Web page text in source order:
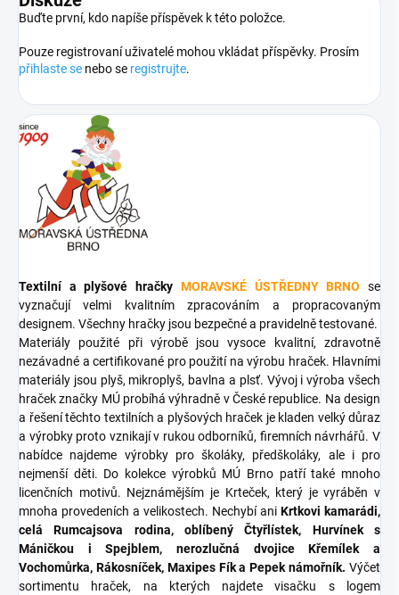
Buďte první, kdo napíše příspěvek k této položce.
Pouze registrovaní uživatelé mohou vkládat příspěvky. Prosím
přihlaste se nebo se registrujte.
Textilní a plyšové hračky MORAVSKÉ ÚSTŘEDNY BRNO se
vyznačují velmi kvalitním zpracováním a propracovaným
designem. Všechny hračky jsou bezpečné a pravidelně testované.
Materiály použité při výrobě jsou vysoce kvalitní, zdravotně
nezávadné a certifikované pro použití na výrobu hraček. Hlavními
materiály jsou plyš, mikroplyš, bavlna a plsť. Vývoj i výroba všech
hraček značky MÚ probíhá výhradně v České republice. Na design
a řešení těchto textilních a plyšových hraček je kladen velký důraz
a výrobky proto vznikají v rukou odborníků, firemních návrhářů. V
nabídce najdeme výrobky pro školáky, předškoláky, ale i pro
nejmenší děti. Do kolekce výrobků MÚ Brno patří také mnoho
licenčních motivů. Nejznámějším je Krteček, který je vyráběn v
mnoha provedeních a velikostech. Nechybí ani Krtkovi kamarádi,
celá Rumcajsova rodina, oblíbený Čtyřlístek, Hurvínek s
Máničkou i Spejblem, nerozlučná dvojice Křemílek a
Vochomůrka, Rákosníček, Maxipes Fík a Pepek námořník. Výčet
sortimentu hraček, na kterých najdete visačku s logem